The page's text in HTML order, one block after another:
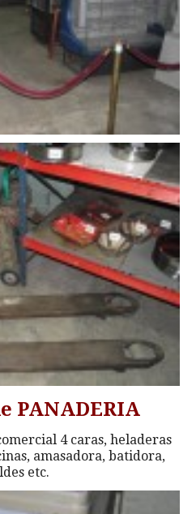
PANADERIA
4 caras, heladeras
amasadora, batidora,
etc.